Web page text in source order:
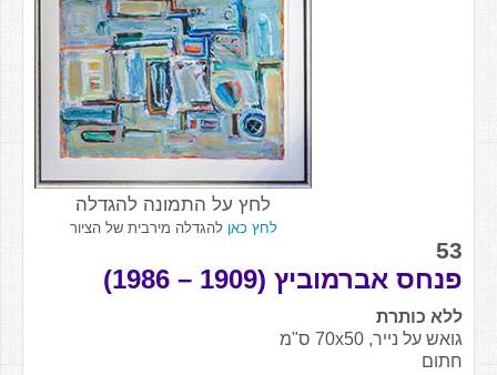
לחץ על התמונה להגדלה
לחץ כאן להגדלה מירבית של הציור
53
פנחס אברמוביץ (1909 – 1986)
ללא כותרת
גואש על נייר, 70x50 ס"מ
חתום